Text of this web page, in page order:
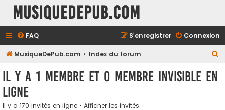
MusiqueDePub.com
FAQ Connexion
S’enregistrer
MusiqueDePub.com Index du forum
Il y a 1 membre et 0 membre invisible en
ligne
Il y a 170 invités en ligne • Afficher les invités